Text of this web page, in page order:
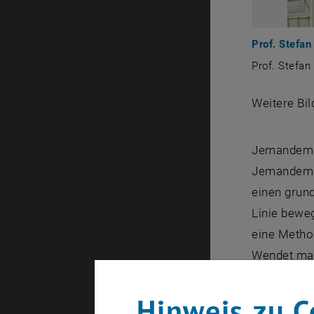
Prof.
Prof. Stefan
Weitere
einen
Linie
eine
Wendet
Zimmers